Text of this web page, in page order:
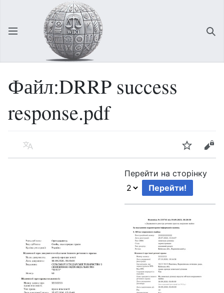
Відкрити головне меню
Файл:DRRP success
response.pdf
Мова Спостерігати Редагувати
Перейти на сторінку